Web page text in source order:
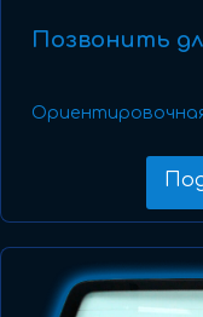
Позвонить